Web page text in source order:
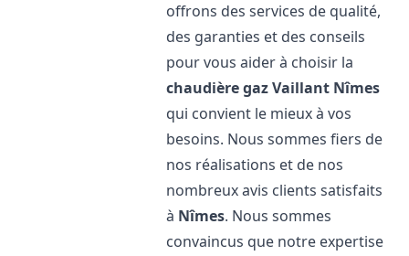
offrons des services de qualité,
des garanties et des conseils
pour vous aider à choisir la
chaudière gaz Vaillant Nîmes
qui convient le mieux à vos
besoins. Nous sommes fiers de
nos réalisations et de nos
nombreux avis clients satisfaits
à Nîmes. Nous sommes
convaincus que notre expertise